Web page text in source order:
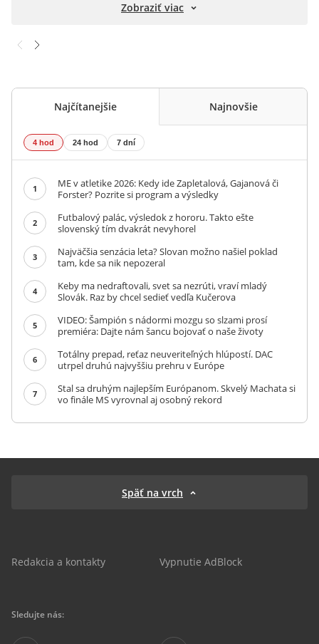
Zobraziť viac
Najčítanejšie Najnovšie
4 hod 24 hod 7 dní
1
ME v atletike 2026: Kedy ide Zapletalová, Gajanová či
Forster? Pozrite si program a výsledky
2
Futbalový palác, výsledok z hororu. Takto ešte
slovenský tím dvakrát nevyhorel
3
Najväčšia senzácia leta? Slovan možno našiel poklad
tam, kde sa nik nepozeral
4
Keby ma nedraftovali, svet sa nezrúti, vraví mladý
Slovák. Raz by chcel sedieť vedľa Kučerova
5
VIDEO: Šampión s nádormi mozgu so slzami prosí
premiéra: Dajte nám šancu bojovať o naše životy
6
Totálny prepad, reťaz neuveriteľných hlúpostí. DAC
utrpel druhú najvyššiu prehru v Európe
7
Stal sa druhým najlepším Európanom. Skvelý Machata si
vo finále MS vyrovnal aj osobný rekord
Späť na vrch
Redakcia a kontakty Vypnutie AdBlock
Sledujte nás: